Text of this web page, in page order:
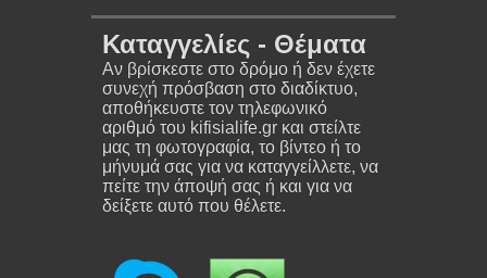
Καταγγελίες - Θέματα
Αν βρίσκεστε στο δρόμο ή δεν έχετε
συνεχή πρόσβαση στο διαδίκτυο,
αποθήκευστε τον τηλεφωνικό
αριθμό του kifisialife.gr και στείλτε
μας τη φωτογραφία, το βίντεο ή το
μήνυμά σας για να καταγγείλλετε, να
πείτε την άποψή σας ή και για να
δείξετε αυτό που θέλετε.